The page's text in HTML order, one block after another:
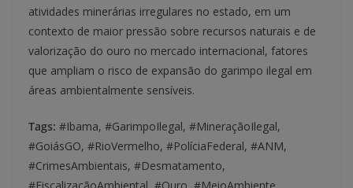
atividades minerárias irregulares no estado, em um
contexto de maior pressão sobre recursos naturais e de
valorização do ouro no mercado internacional, fatores
que ampliam o risco de expansão do garimpo ilegal em
áreas ambientalmente sensíveis.
Tags: #Ibama, #GarimpoIlegal, #MineraçãoIlegal,
#GoiásGO, #RioVermelho, #PolíciaFederal, #ANM,
#CrimesAmbientais, #Desmatamento,